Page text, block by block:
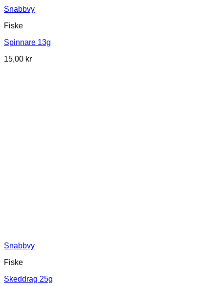
Snabbvy
Fiske
Spinnare 13g
15,00 kr
Snabbvy
Fiske
Skeddrag 25g